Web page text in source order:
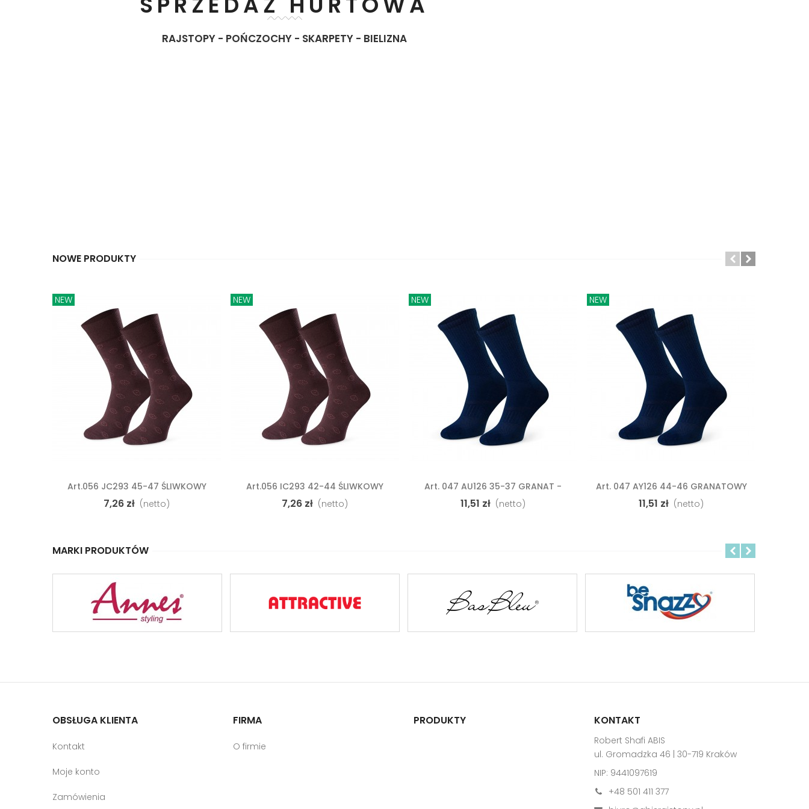
RAJSTOPY - POŃCZOCHY - SKARPETY - BIELIZNA
NOWE PRODUKTY
NEW
Dodaj Do Koszyka
Art.056 JC293 45-47 ŚLIWKOWY
Skarpety
7,26 zł (netto)
NEW
Dodaj Do Koszyka
Art.056 IC293 42-44 ŚLIWKOWY
Skarpety
7,26 zł (netto)
NEW
Dodaj Do Koszyka
Art. 047 AU126 35-37 GRANAT -
GŁADKA
11,51 zł (netto)
NEW
Dodaj Do Koszyka
Art. 047 AY126 44-46 GRANATOWY
GŁADKA
11,51 zł (netto)
MARKI PRODUKTÓW
OBSŁUGA KLIENTA
Kontakt
Moje konto
Zamówienia
FIRMA
O firmie
PRODUKTY KONTAKT
Robert Shafi ABIS
ul. Gromadzka 46 | 30-719 Kraków
NIP: 9441097619
+48 501 411 377